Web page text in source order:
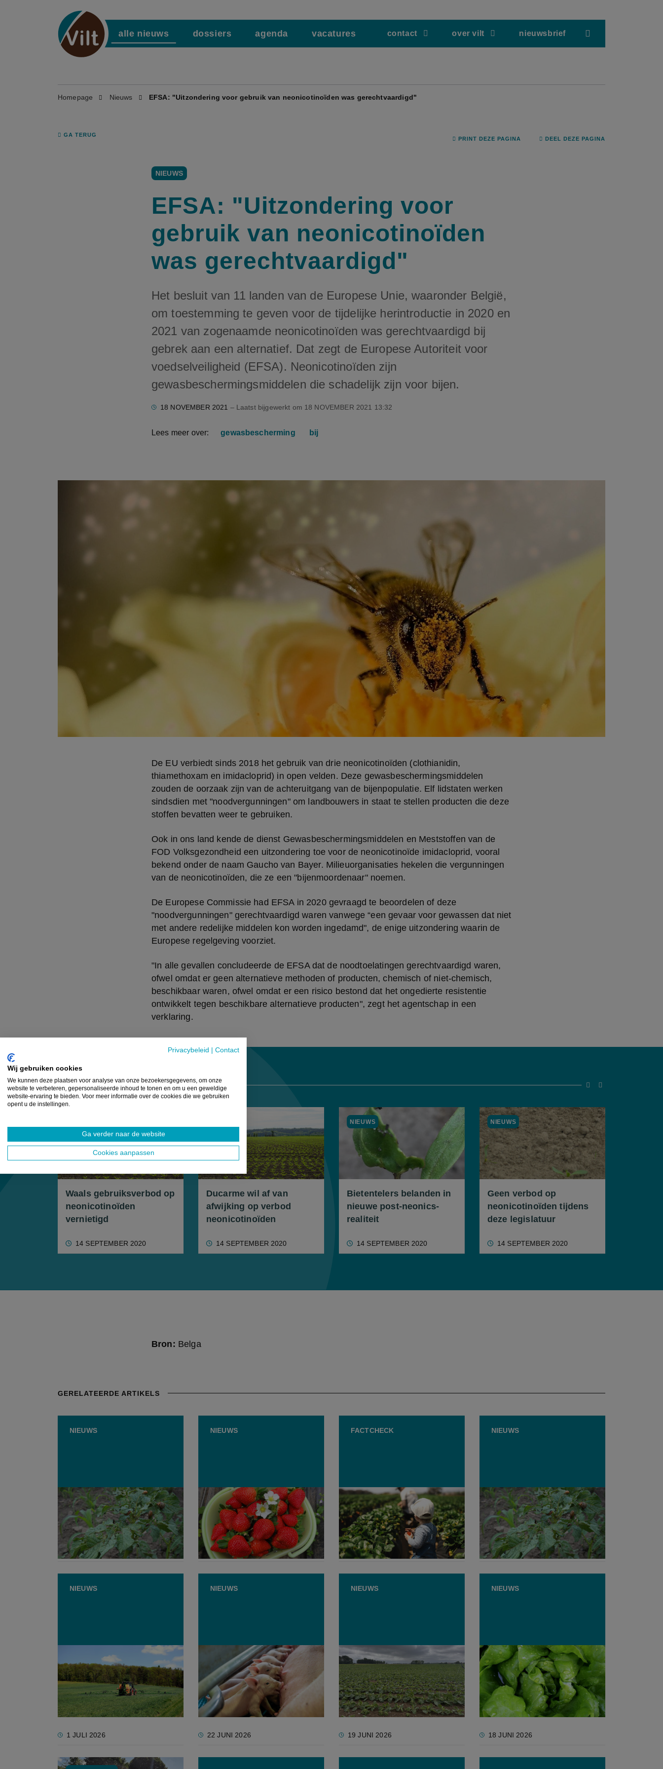
Privacybeleid Contact
Wij gebruiken cookies
We kunnen deze plaatsen voor analyse van onze bezoekersgegevens, om onze
website te verbeteren, gepersonaliseerde inhoud te tonen en om u een geweldige
website-ervaring te bieden. Voor meer informatie over de cookies die we gebruiken
opent u de instellingen.
Ga verder naar de website
Cookies aanpassen
alle nieuws dossiers agenda vacatures contact over vilt nieuwsbrief
Homepage Nieuws EFSA: "Uitzondering voor gebruik van neonicotinoïden was gerechtvaardigd"
GA TERUG
PRINT DEZE PAGINA DEEL DEZE PAGINA
NIEUWS
EFSA: "Uitzondering voor
gebruik van neonicotinoïden
was gerechtvaardigd"
Het besluit van 11 landen van de Europese Unie, waaronder België,
om toestemming te geven voor de tijdelijke herintroductie in 2020 en
2021 van zogenaamde neonicotinoïden was gerechtvaardigd bij
gebrek aan een alternatief. Dat zegt de Europese Autoriteit voor
voedselveiligheid (EFSA). Neonicotinoïden zijn
gewasbeschermingsmiddelen die schadelijk zijn voor bijen.
18 NOVEMBER 2021 – Laatst bijgewerkt om 18 NOVEMBER 2021 13:32
Lees meer over: gewasbescherming bij
De EU verbiedt sinds 2018 het gebruik van drie neonicotinoïden (clothianidin,
thiamethoxam en imidacloprid) in open velden. Deze gewasbeschermingsmiddelen
zouden de oorzaak zijn van de achteruitgang van de bijenpopulatie. Elf lidstaten werken
sindsdien met "noodvergunningen" om landbouwers in staat te stellen producten die deze
stoffen bevatten weer te gebruiken.
Ook in ons land kende de dienst Gewasbeschermingsmiddelen en Meststoffen van de
FOD Volksgezondheid een uitzondering toe voor de neonicotinoïde imidacloprid, vooral
bekend onder de naam Gaucho van Bayer. Milieuorganisaties hekelen die vergunningen
van de neonicotinoïden, die ze een "bijenmoordenaar" noemen.
De Europese Commissie had EFSA in 2020 gevraagd te beoordelen of deze
"noodvergunningen" gerechtvaardigd waren vanwege “een gevaar voor gewassen dat niet
met andere redelijke middelen kon worden ingedamd", de enige uitzondering waarin de
Europese regelgeving voorziet.
"In alle gevallen concludeerde de EFSA dat de noodtoelatingen gerechtvaardigd waren,
ofwel omdat er geen alternatieve methoden of producten, chemisch of niet-chemisch,
beschikbaar waren, ofwel omdat er een risico bestond dat het ongedierte resistentie
ontwikkelt tegen beschikbare alternatieve producten", zegt het agentschap in een
verklaring.
DUIK DIEPER
Waals gebruiksverbod op
neonicotinoïden
vernietigd
14 SEPTEMBER 2020
Ducarme wil af van
afwijking op verbod
neonicotinoïden
14 SEPTEMBER 2020
Bietentelers belanden in
nieuwe post-neonics-
realiteit
14 SEPTEMBER 2020
NIEUWS
Geen verbod op
neonicotinoïden tijdens
deze legislatuur
14 SEPTEMBER 2020
NIEUWS
Bron: Belga
GERELATEERDE ARTIKELS
NIEUWS
Computerwetenschapper werkt
aan drone die op
coloradokevers jaagt
31 JULI 2026
NIEUWS
Vlaams Parlement in debat:
moet fruit voldoen aan
babynorm?
16 JULI 2026
FACTCHECK
Na heisa in de media:
“Verboden pesticiden” op
aardbeien wel degelijk legaal
8 JULI 2026
NIEUWS
Coloradokever gedijt bij warm
weer: “Neem hun voeding
weg”
7 JULI 2026
NIEUWS
Milieuorganisaties stappen
naar rechtbank over
pesticiden: "België moet
toxiciteit op lange termijn
beoordelen"
1 JULI 2026
NIEUWS
FAVV blikt terug op 2025:
dierengezondheid gaat erop
vooruit, fraude blijft opduiken
22 JUNI 2026
NIEUWS
Verboden middel oxamyl
teruggevonden op
landbouwpercelen bij Grote
Kemmelbeek
19 JUNI 2026
NIEUWS
Natuurorganisaties naar
rechter tegen vrijstelling
‘verboden’ insecticiden
18 JUNI 2026